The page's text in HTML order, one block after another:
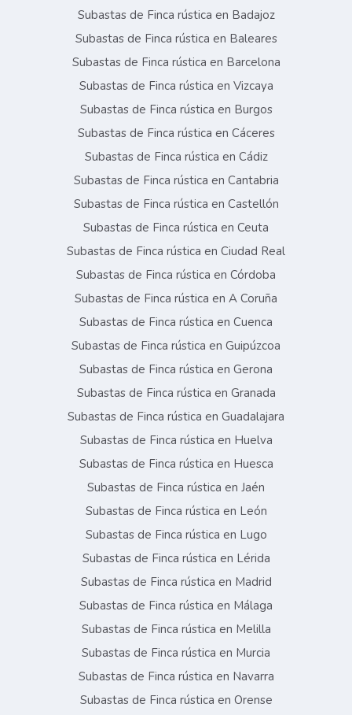
Subastas de Finca rústica en Badajoz
Subastas de Finca rústica en Baleares
Subastas de Finca rústica en Barcelona
Subastas de Finca rústica en Vizcaya
Subastas de Finca rústica en Burgos
Subastas de Finca rústica en Cáceres
Subastas de Finca rústica en Cádiz
Subastas de Finca rústica en Cantabria
Subastas de Finca rústica en Castellón
Subastas de Finca rústica en Ceuta
Subastas de Finca rústica en Ciudad Real
Subastas de Finca rústica en Córdoba
Subastas de Finca rústica en A Coruña
Subastas de Finca rústica en Cuenca
Subastas de Finca rústica en Guipúzcoa
Subastas de Finca rústica en Gerona
Subastas de Finca rústica en Granada
Subastas de Finca rústica en Guadalajara
Subastas de Finca rústica en Huelva
Subastas de Finca rústica en Huesca
Subastas de Finca rústica en Jaén
Subastas de Finca rústica en León
Subastas de Finca rústica en Lugo
Subastas de Finca rústica en Lérida
Subastas de Finca rústica en Madrid
Subastas de Finca rústica en Málaga
Subastas de Finca rústica en Melilla
Subastas de Finca rústica en Murcia
Subastas de Finca rústica en Navarra
Subastas de Finca rústica en Orense